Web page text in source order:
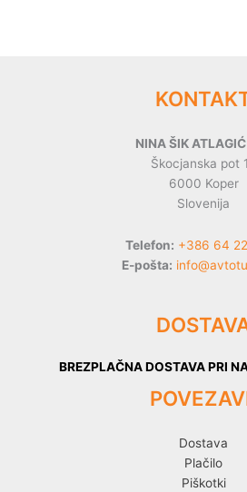
NINA ŠIK
Škocjanska pot
6000 Koper
Slovenija
Telefon: +386 64
E-pošta:
BREZPLAČNA DOSTAVA PRI
Dostava
Plačilo
Piškotki